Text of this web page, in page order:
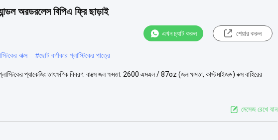
অরডরলেস বিপিএ ফ্রি ছাড়াই
এখন চ্যাট করুন শেয়ার করুন
বাক্স #ছোট বর্গাকার প্লাস্টিকের পাত্রে
প্যাকেজিং তাৎক্ষণিক বিবরণ: বাক্সে জল ক্ষমতা: 2600 এমএল / 87oz (জল ক্ষমতা, কাস্টমাইজড) বক্স বাহিরের
মেসেজ রেখে যান